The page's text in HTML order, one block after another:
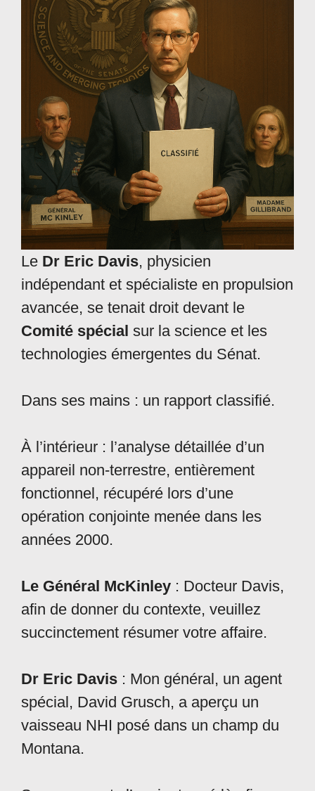
Le Dr Eric Davis, physicien
indépendant et spécialiste en propulsion
avancée, se tenait droit devant le
Comité spécial sur la science et les
technologies émergentes du Sénat.
Dans ses mains : un rapport classifié.
À l’intérieur : l’analyse détaillée d’un
appareil non-terrestre, entièrement
fonctionnel, récupéré lors d’une
opération conjointe menée dans les
années 2000.
Le Général McKinley : Docteur Davis,
afin de donner du contexte, veuillez
succinctement résumer votre affaire.
Dr Eric Davis : Mon général, un agent
spécial, David Grusch, a aperçu un
vaisseau NHI posé dans un champ du
Montana.